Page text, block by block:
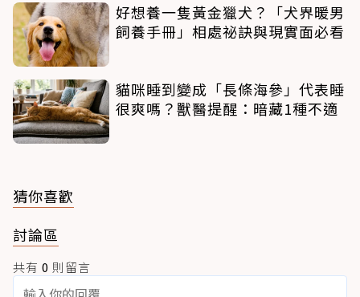
好想養一隻黃金獵犬？「犬界暖男
飼養手冊」相處祕訣與現實面必看
貓咪睡到變成「長條海參」代表睡
很爽嗎？獸醫提醒：暗藏1種不適
猜你喜歡
討論區
共有 0 則留言